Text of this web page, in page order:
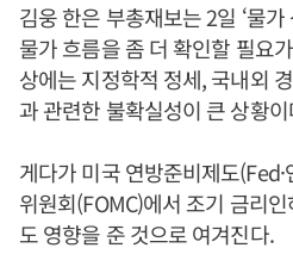
김웅 한은 부총재보는 2일 ‘물
물가 흐름을 좀 더 확인할 필요
상에는 지정학적 정세, 국내외
과 관련한 불확실성이 큰 상황
게다가 미국 연방준비제도
위원회(FOMC)에서 조기 금리
도 영향을 준 것으로 여겨진다.